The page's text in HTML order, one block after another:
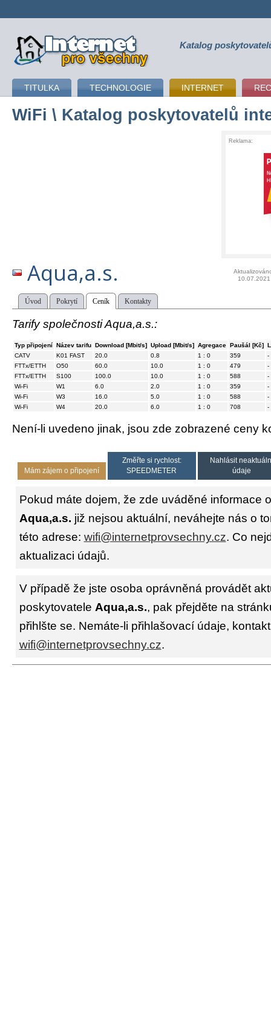
připojení k internetu Katalog
TITULKA TECHNOLOGIE INTERNET
WiFi \ Katalog poskytovatelů
Reklama:
Aqua,a.s.
10.07.2021
Úvod Pokrytí Ceník Kontakty
Tarify společnosti Aqua,a.s.:
Typ připojení Název tarifu Download [Mbit/s] Upload [Mbit/s] Agregace Paušál [Kč]
CATV
K01 FAST 20.0 0.8 1 : 0 359
-
FTTx/ETTH
O50 60.0 10.0 1 : 0 479
-
FTTx/ETTH
S100 100.0 10.0 1 : 0 588
-
Wi-Fi
W1 6.0 2.0 1 : 0 359
-
Wi-Fi
W3 16.0 5.0 1 : 0 588
-
Wi-Fi
W4 20.0 6.0 1 : 0 708 -
Není-li uvedeno jinak, jsou zde zobrazené ceny
Mám zájem o připojení
Změřte si rychlost:
SPEEDMETER
Nahlásit
údaje
Pokud máte dojem, že zde uváděné informace
Aqua,a.s. již nejsou aktuální, neváhejte nás o
této adrese: wifi@internetprovsechny.cz. Co
aktualizaci údajů.
V případě že jste osoba oprávněná provádět
poskytovatele Aqua,a.s., pak přejděte na
přihlšte se. Nemáte-li přihlašovací údaje,
wifi@internetprovsechny.cz.